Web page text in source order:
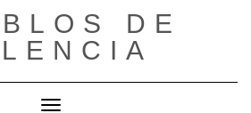
DE
Cambiar modo de navegación